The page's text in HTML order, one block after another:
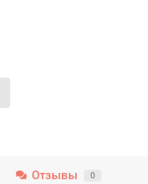
Отзывы 0